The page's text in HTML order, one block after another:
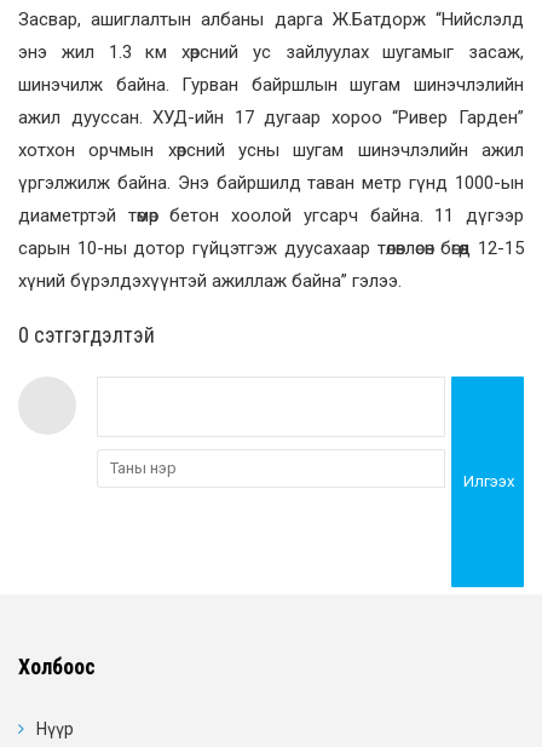
Засвар, ашиглалтын албаны дарга Ж.Батдорж “Нийслэлд
энэ жил 1.3 км хөрсний ус зайлуулах шугамыг засаж,
шинэчилж байна. Гурван байршлын шугам шинэчлэлийн
ажил дууссан. ХУД-ийн 17 дугаар хороо “Ривер Гарден”
хотхон орчмын хөрсний усны шугам шинэчлэлийн ажил
үргэлжилж байна. Энэ байршилд таван метр гүнд 1000-ын
диаметртэй төмөр бетон хоолой угсарч байна. 11 дүгээр
сарын 10-ны дотор гүйцэтгэж дуусахаар төлөвлөсөн бөгөөд 12-15
хүний бүрэлдэхүүнтэй ажиллаж байна” гэлээ.
0 cэтгэгдэлтэй
Илгээх
Холбоос
Нүүр